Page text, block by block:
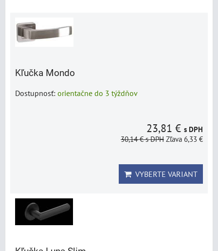
Kľučka Mondo
Dostupnosť: orientačne do 3 týždňov
23,81 € s DPH
30,14 €s DPH Zľava 6,33 €
VYBERTE VARIANT